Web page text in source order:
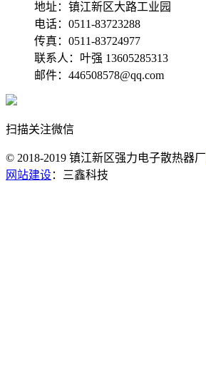
地址：镇江新区大路工业园
电话：0511-83723288
传真：0511-83724977
联系人：叶强 13605285313
邮件：446508578@qq.com
扫描关注微信
© 2018-2019 镇江新区强力电子散热器厂
网站建设：三鑫科技